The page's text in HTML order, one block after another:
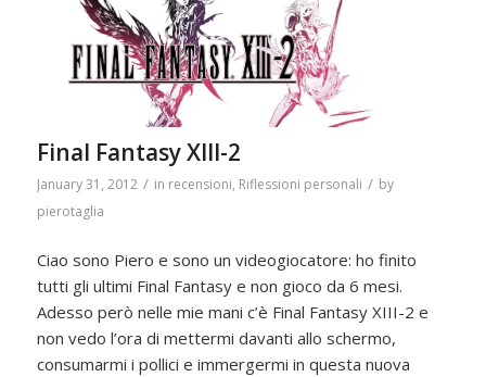
Final Fantasy XIII-2
January 31, 2012 / in recensioni, Riflessioni personali / by
pierotaglia
Ciao sono Piero e sono un videogiocatore: ho finito
tutti gli ultimi Final Fantasy e non gioco da 6 mesi.
Adesso però nelle mie mani c’è Final Fantasy XIII-2 e
non vedo l’ora di mettermi davanti allo schermo,
consumarmi i pollici e immergermi in questa nuova